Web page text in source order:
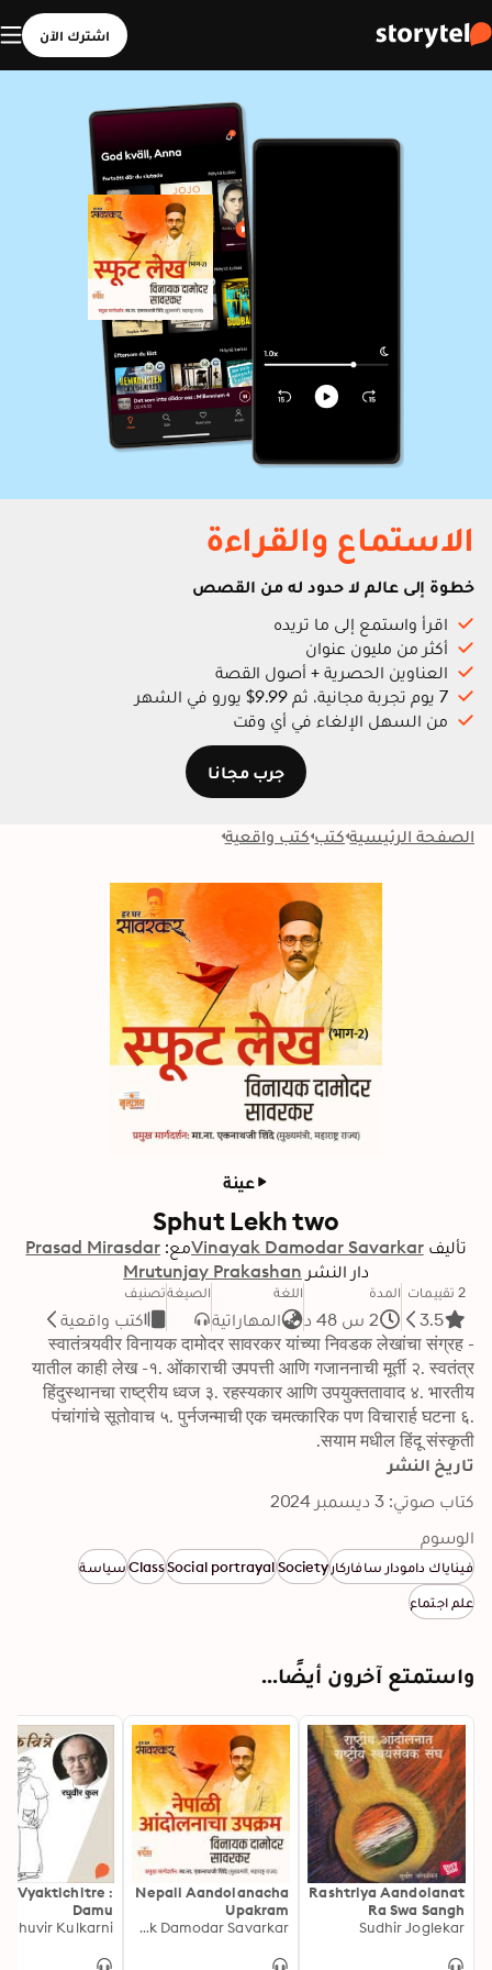
اشترك الآن
الاستماع والقراءة
خطوة إلى عالم لا حدود له من القصص
اقرأ واستمع إلى ما تريده
أكثر من مليون عنوان
العناوين الحصرية + أصول القصة
7 يوم تجربة مجانية، ثم 9.99$ يورو في الشهر
من السهل الإلغاء في أي وقت
جرب مجانا
الصفحة الرئيسية كتب كتب واقعية
عينة
Sphut Lekh two
تأليف Vinayak Damodar Savarkarمع: Prasad Mirasdar
دار النشر Mrutunjay Prakashan
2 تقييمات
3.5
المدة
2 س 48 د
اللغة
المهاراتية
الصيغةتصنيف
كتب واقعية
सयाम मधील हिंदू संस्कृती.
تاريخ النشر
كتاب صوتي: 3 ديسمبر 2024
الوسوم
فيناياك دامودار سافاركارSociety
Social portrayal
Classسياسة
علم اجتماع
واستمتع آخرون أيضًا...
Rashtriya Aandolanat
Ra Swa Sangh
Sudhir Joglekar
Nepali Aandolanacha
Upakram
Vinayak Damodar Savarkar
Vyaktichitre :
Damu
Kulkarni